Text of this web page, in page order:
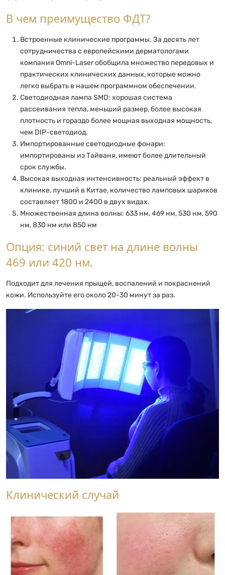
В чем преимущество ФДТ?
Встроенные клинические программы. За десять лет
сотрудничества с европейскими дерматологами
компания Omni-Laser обобщила множество передовых и
практических клинических данных, которые можно
легко выбрать в нашем программном обеспечении.
Светодиодная лампа SMD: хорошая система
рассеивания тепла, меньший размер, более высокая
плотность и гораздо более мощная выходная мощность,
чем DIP-светодиод.
Импортированные светодиодные фонари:
импортированы из Тайваня, имеют более длительный
срок службы.
Высокая выходная интенсивность: реальный эффект в
клинике, лучший в Китае, количество ламповых шариков
составляет 1800 и 2400 в двух видах.
Множественная длина волны: 633 нм, 469 нм, 530 нм, 590
нм, 830 нм или 850 нм
Опция: синий свет на длине волны
469 или 420 нм.
Подходит для лечения прыщей, воспалений и покраснений
кожи. Используйте его около 20-30 минут за раз.
Клинический случай